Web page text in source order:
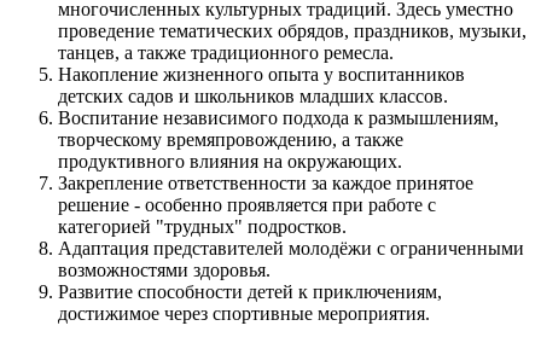
многочисленных культурных традиций. Здесь уместно
проведение тематических обрядов, праздников, музыки,
танцев, а также традиционного ремесла.
Накопление жизненного опыта у воспитанников
детских садов и школьников младших классов.
Воспитание независимого подхода к размышлениям,
творческому времяпровождению, а также
продуктивного влияния на окружающих.
Закрепление ответственности за каждое принятое
решение - особенно проявляется при работе с
категорией "трудных" подростков.
Адаптация представителей молодёжи с ограниченными
возможностями здоровья.
Развитие способности детей к приключениям,
достижимое через спортивные мероприятия.